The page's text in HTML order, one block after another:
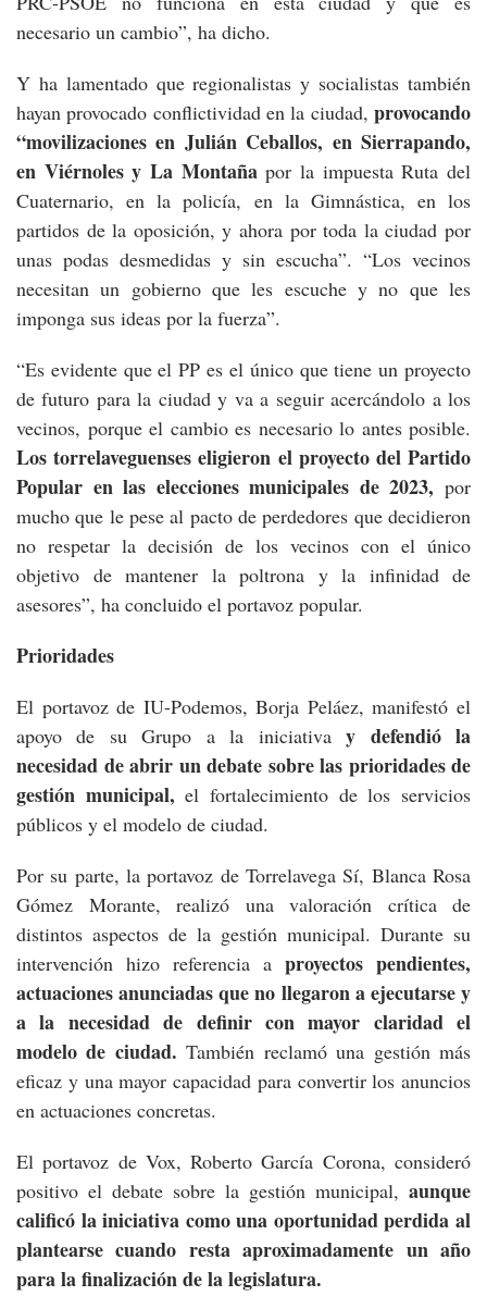
necesario un cambio”, ha dicho.
Y ha lamentado que regionalistas y socialistas también
hayan provocado conflictividad en la ciudad, provocando
“movilizaciones en Julián Ceballos, en Sierrapando,
en Viérnoles y La Montañapor la impuesta Ruta del
Cuaternario, en la policía, en la Gimnástica, en los
partidos de la oposición, y ahora por toda la ciudad por
unas podas desmedidas y sin escucha”. “Los vecinos
necesitan un gobierno que les escuche y no que les
imponga sus ideas por la fuerza”.
“Es evidente que el PP es el único que tiene un proyecto
de futuro para la ciudad y va a seguir acercándolo a los
vecinos, porque el cambio es necesario lo antes posible.
Los torrelaveguenses eligieron el proyecto del Partido
Popular en las elecciones municipales de 2023, por
mucho que le pese al pacto de perdedores que decidieron
no respetar la decisión de los vecinos con el único
objetivo de mantener la poltrona y la infinidad de
asesores”, ha concluido el portavoz popular.
Prioridades
El portavoz de IU-Podemos, Borja Peláez, manifestó el
apoyo de su Grupo a la iniciativay defendió la
necesidad de abrir un debate sobre las prioridades de
gestión municipal,el fortalecimiento de los servicios
públicos y el modelo de ciudad.
Por su parte, la portavoz de Torrelavega Sí, Blanca Rosa
Gómez Morante, realizó una valoración crítica de
distintos aspectos de la gestión municipal. Durante su
intervención hizo referencia a proyectos pendientes,
actuaciones anunciadas que no llegaron a ejecutarse y
a la necesidad de definir con mayor claridad el
modelo de ciudad. También reclamó una gestión más
eficaz y una mayor capacidad para convertir los anuncios
en actuaciones concretas.
El portavoz de Vox, Roberto García Corona, consideró
positivo el debate sobre la gestión municipal, aunque
calificó la iniciativa como una oportunidad perdida al
plantearse cuando resta aproximadamente un año
para la finalización de la legislatura.